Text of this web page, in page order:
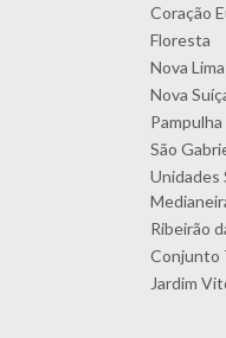
Coração
Floresta
Nova Lima
Nova
Pampulha
São
Unidades
Ribeirão
Conjunto
Jardim